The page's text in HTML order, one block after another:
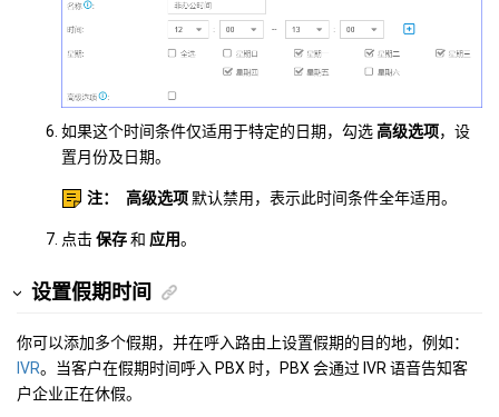
如果这个时间条件仅适用于特定的日期，勾选高级选项，设
置月份及日期。
注： 高级选项默认禁用，表示此时间条件全年适用。
点击保存和 应用。
设置假期时间
你可以添加多个假期，并在呼入路由上设置假期的目的地，例如：
IVR。当客户在假期时间呼入 PBX 时，PBX 会通过 IVR 语音告知客
户企业正在休假。